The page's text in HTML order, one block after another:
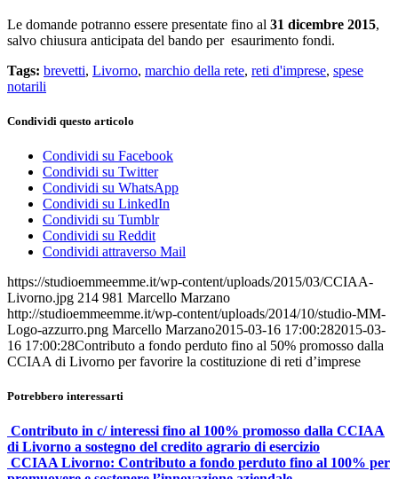
Le domande potranno essere presentate fino al 31 dicembre 2015,
salvo chiusura anticipata del bando per esaurimento fondi.
Tags: brevetti, Livorno, marchio della rete, reti d'imprese, spese
notarili
Condividi questo articolo
Condividi su Facebook
Condividi su Twitter
Condividi su WhatsApp
Condividi su LinkedIn
Condividi su Tumblr
Condividi su Reddit
Condividi attraverso Mail
https://studioemmeemme.it/wp-content/uploads/2015/03/CCIAA-
Livorno.jpg 214 981 Marcello Marzano
http://studioemmeemme.it/wp-content/uploads/2014/10/studio-MM-
Logo-azzurro.png Marcello Marzano2015-03-16 17:00:282015-03-
16 17:00:28Contributo a fondo perduto fino al 50% promosso dalla
CCIAA di Livorno per favorire la costituzione di reti d’imprese
Potrebbero interessarti
Contributo in c/ interessi fino al 100% promosso dalla CCIAA
di Livorno a sostegno del credito agrario di esercizio
CCIAA Livorno: Contributo a fondo perduto fino al 100% per